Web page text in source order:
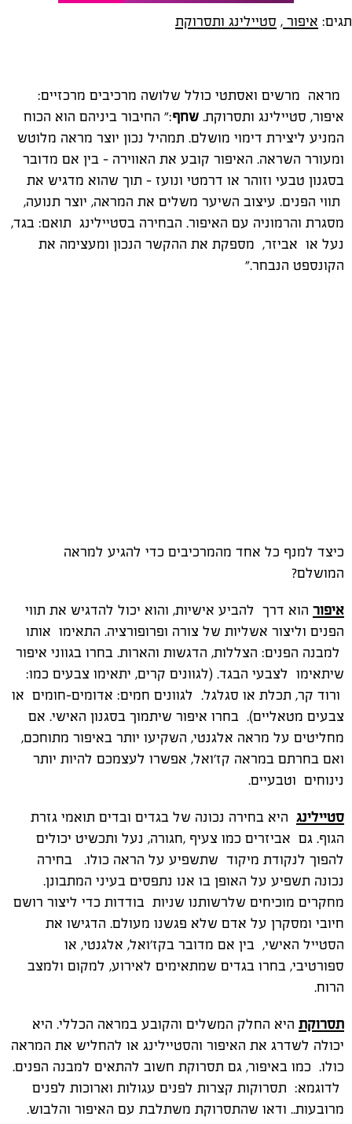
תגים: איפור , סטיילינג ותסרוקת
מראה מרשים ואסתטי כולל שלושה מרכיבים מרכזיים:
איפור, סטיילינג ותסרוקת. שחף:" החיבור ביניהם הוא הכוח
המניע ליצירת דימוי מושלם. תמהיל נכון יוצר מראה מלוטש
ומעורר השראה. האיפור קובע את האווירה – בין אם מדובר
בסגנון טבעי וזוהר או דרמטי ונועז - תוך שהוא מדגיש את
תווי הפנים. עיצוב השיער משלים את המראה, יוצר תנועה,
מסגרת והרמוניה עם האיפור. הבחירה בסטיילינג תואם: בגד,
נעל או אביזר, מספקת את ההקשר הנכון ומעצימה את
הקונספט הנבחר."
כיצד למנף כל אחד מהמרכיבים כדי להגיע למראה
המושלם?
איפור הוא דרך להביע אישיות, והוא יכול להדגיש את תווי
הפנים וליצור אשליות של צורה ופרופורציה. התאימו אותו
למבנה הפנים: הצללות, הדגשות והארות. בחרו בגווני איפור
שיתאימו לצבעי הבגד. (לגוונים קרים, יתאימו צבעים כמו:
ורוד קר, תכלת או סגלגל. לגוונים חמים: אדומים-חומים או
צבעים מטאליים). בחרו איפור שיתמוך בסגנון האישי. אם
מחליטים על מראה אלגנטי, השקיעו יותר באיפור מתוחכם,
ואם בחרתם במראה קז'ואל, אפשרו לעצמכם להיות יותר
נינוחים וטבעיים.
סטיילינג היא בחירה נכונה של בגדים ובדים תואמי גזרת
הגוף. גם אביזרים כמו צעיף ,חגורה, נעל ותכשיט יכולים
להפוך לנקודת מיקוד שתשפיע על הראה כולו. בחירה
נכונה תשפיע על האופן בו אנו נתפסים בעיני המתבונן.
מחקרים מוכיחים שלרשותנו שניות בודדות כדי ליצור רושם
חיובי ומסקרן על אדם שלא פגשנו מעולם. הדגישו את
הסטייל האישי, בין אם מדובר בקז'ואל, אלגנטי, או
ספורטיבי, בחרו בגדים שמתאימים לאירוע, למקום ולמצב
הרוח.
תסרוקת היא החלק המשלים והקובע במראה הכללי. היא
יכולה לשדרג את האיפור והסטיילינג או להחליש את המראה
כולו. כמו באיפור, גם תסרוקת חשוב להתאים למבנה הפנים.
לדוגמא: תסרוקות קצרות לפנים עגולות וארוכות לפנים
מרובעות.. ודאו שהתסרוקת משתלבת עם האיפור והלבוש.